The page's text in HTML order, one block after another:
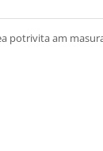
potrivita am